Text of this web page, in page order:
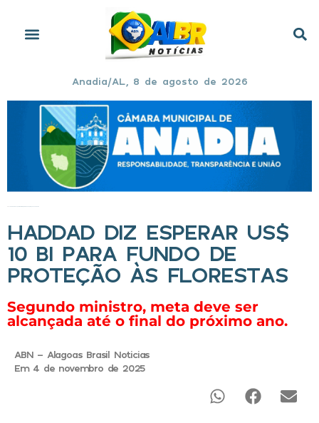
Anadia/AL, 8 de agosto de 2026
HADDAD DIZ ESPERAR US$
10 BI PARA FUNDO DE
PROTEÇÃO ÀS FLORESTAS
Segundo ministro, meta deve ser
alcançada até o final do próximo ano.
ABN - Alagoas Brasil Noticias
Em 4 de novembro de 2025